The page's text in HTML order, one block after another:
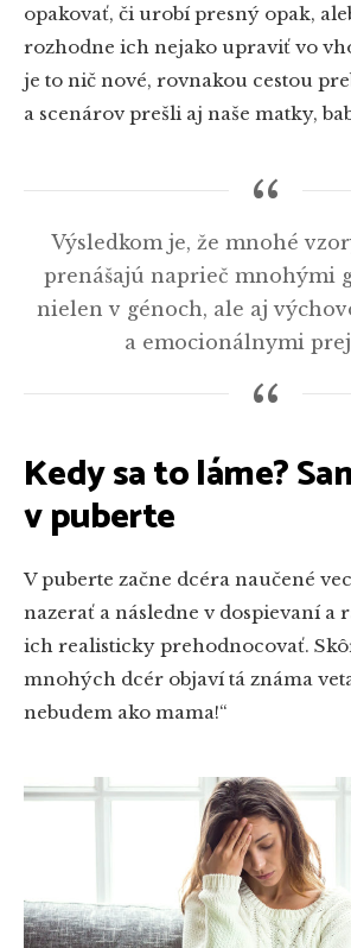
opakovať, či urobí presný opak,
rozhodne ich nejako upraviť vo
je to nič nové, rovnakou cestou
a scenárov prešli aj naše matky,
Výsledkom je, že mnohé
prenášajú naprieč mnohými
nielen v génoch, ale aj
a emocionálnymi
Kedy sa to láme?
v puberte
V puberte začne dcéra naučené
nazerať a následne v dospievaní a
ich realisticky prehodnocovať.
mnohých dcér objaví tá známa
nebudem ako mama!“